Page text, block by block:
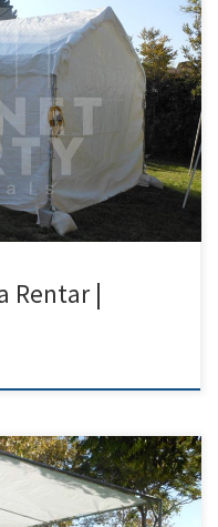
para Renta Tel: 818 207 8502
$150.00 Carpas para
| Calabasas
Rentar |